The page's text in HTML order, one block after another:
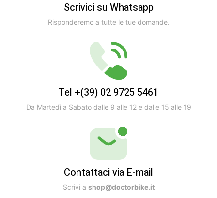
Scrivici su Whatsapp
Risponderemo a tutte le tue domande.
Tel +(39) 02 9725 5461
Da Martedì a Sabato dalle 9 alle 12 e dalle 15 alle 19
Contattaci via E-mail
Scrivi a shop@doctorbike.it